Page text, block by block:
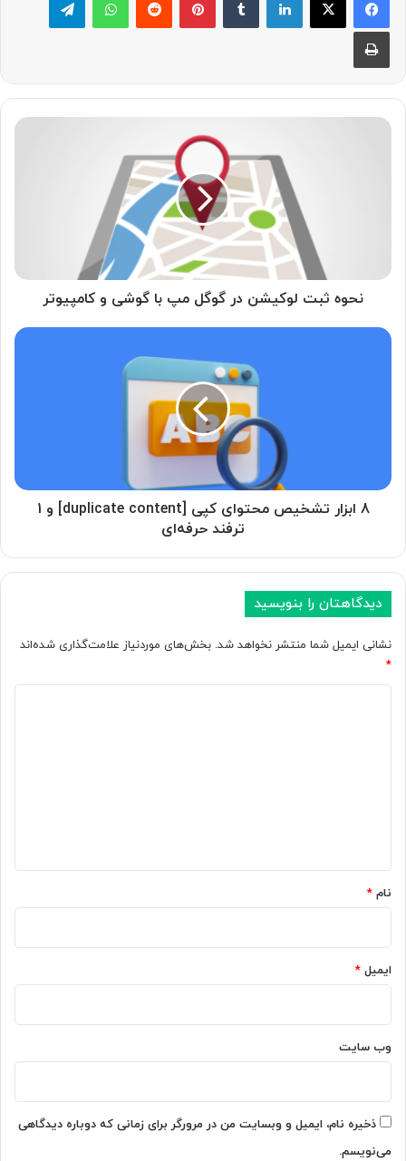
چاپ
نحوه
و
کامپیوترنحوه ثبت لوکیشن در گوگل مپ با گوشی و کامپیوتر
8
1
ترفند
8 ابزار تشخیص محتوای کپی [duplicate content] و 1
ترفند حرفه‌ای
دیدگاهتان را بنویسید
نشانی ایمیل شما منتشر نخواهد شد. بخش‌های موردنیاز علامت‌گذاری شده‌اند
*
نام *
ایمیل *
وب‌ سایت
ذخیره نام، ایمیل و وبسایت من در مرورگر برای زمانی که دوباره دیدگاهی
می‌نویسم.